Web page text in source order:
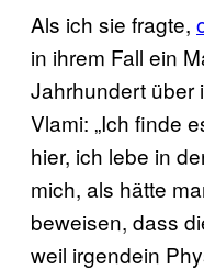
Als ich sie fragte,
in ihrem Fall ein
Jahrhundert über
Vlami: „Ich finde
hier, ich lebe in
mich, als hätte
beweisen, dass
weil irgendein